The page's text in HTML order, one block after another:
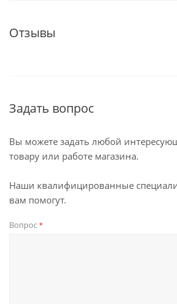
Отзывы
Задать вопрос
Вы можете задать любой
товару или работе магазина.
Наши квалифицированные
вам помогут.
Вопрос*